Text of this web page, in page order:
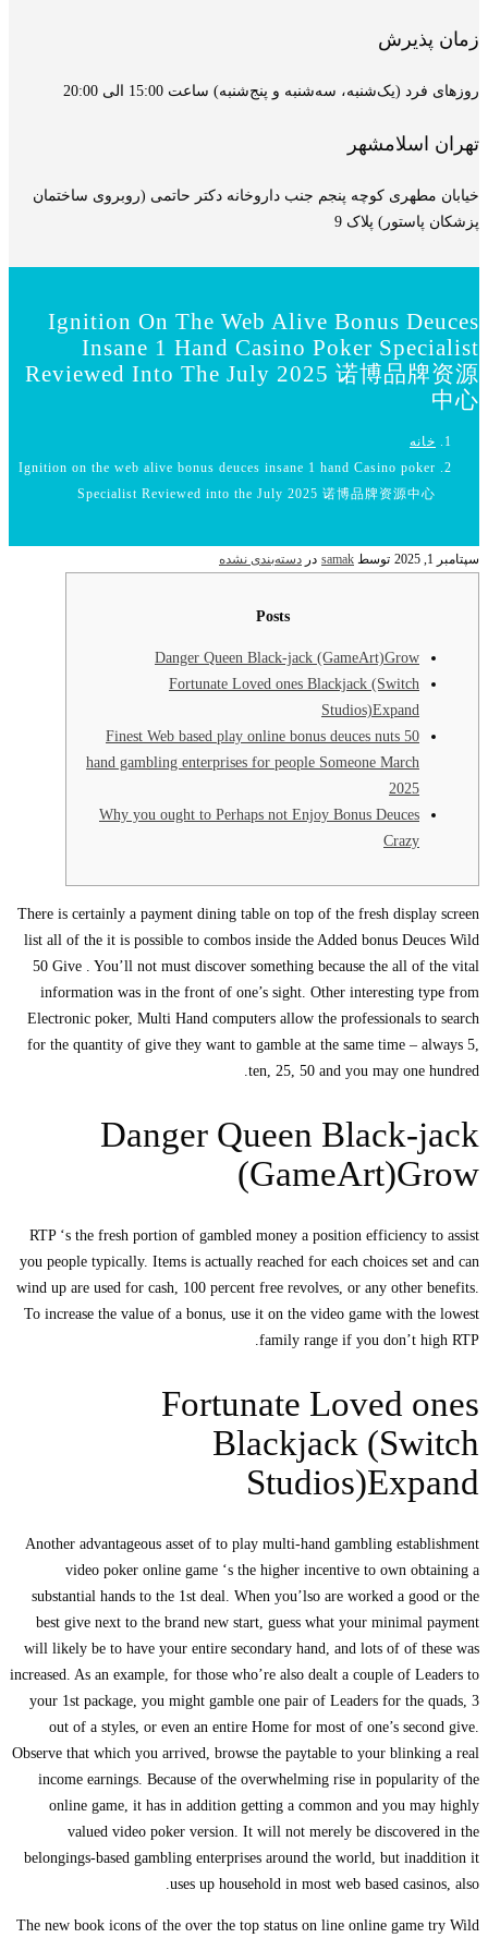
زمان پذیرش
روزهای فرد (یک‌شنبه، سه‌شنبه و پنج‌شنبه) ساعت 15:00 الی 20:00
تهران اسلامشهر
خیابان مطهری کوچه پنجم جنب داروخانه دکتر حاتمی (روبروی ساختمان
پزشکان پاستور) پلاک 9
Ignition On The Web Alive Bonus Deuces
Insane 1 Hand Casino Poker Specialist
Reviewed Into The July 2025 诺博品牌资源
中心
خانه
Ignition on the web alive bonus deuces insane 1 hand Casino poker
Specialist Reviewed into the July 2025 诺博品牌资源中心
سپتامبر 1, 2025 توسط samak در دسته‌بندی نشده
Posts
Danger Queen Black-jack (GameArt)Grow
Fortunate Loved ones Blackjack (Switch
Studios)Expand
Finest Web based play online bonus deuces nuts 50
hand gambling enterprises for people Someone March
2025
Why you ought to Perhaps not Enjoy Bonus Deuces
Crazy
There is certainly a payment dining table on top of the fresh display screen
list all of the it is possible to combos inside the Added bonus Deuces Wild
50 Give . You’ll not must discover something because the all of the vital
information was in the front of one’s sight. Other interesting type from
Electronic poker, Multi Hand computers allow the professionals to search
for the quantity of give they want to gamble at the same time – always 5,
ten, 25, 50 and you may one hundred.
Danger Queen Black-jack
(GameArt)Grow
RTP ‘s the fresh portion of gambled money a position efficiency to assist
you people typically. Items is actually reached for each choices set and can
wind up are used for cash, 100 percent free revolves, or any other benefits.
To increase the value of a bonus, use it on the video game with the lowest
family range if you don’t high RTP.
Fortunate Loved ones
Blackjack (Switch
Studios)Expand
Another advantageous asset of to play multi-hand gambling establishment
video poker online game ‘s the higher incentive to own obtaining a
substantial hands to the 1st deal. When you’lso are worked a good or the
best give next to the brand new start, guess what your minimal payment
will likely be to have your entire secondary hand, and lots of of these was
increased. As an example, for those who’re also dealt a couple of Leaders to
your 1st package, you might gamble one pair of Leaders for the quads, 3
out of a styles, or even an entire Home for most of one’s second give.
Observe that which you arrived, browse the paytable to your blinking a real
income earnings. Because of the overwhelming rise in popularity of the
online game, it has in addition getting a common and you may highly
valued video poker version. It will not merely be discovered in the
belongings-based gambling enterprises around the world, but inaddition it
uses up household in most web based casinos, also.
The new book icons of the over the top status on line online game try Wild